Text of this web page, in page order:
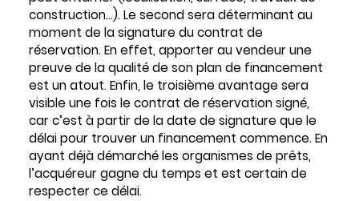
construction…). Le second sera déterminant au
moment de la signature du contrat de
réservation. En effet, apporter au vendeur une
preuve de la qualité de son plan de financement
est un atout. Enfin, le troisième avantage sera
visible une fois le contrat de réservation signé,
car c’est à partir de la date de signature que le
délai pour trouver un financement commence. En
ayant déjà démarché les organismes de prêts,
l’acquéreur gagne du temps et est certain de
respecter ce délai.